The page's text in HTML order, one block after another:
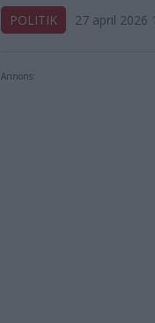
POLITIK 27 april 2026
Annons: